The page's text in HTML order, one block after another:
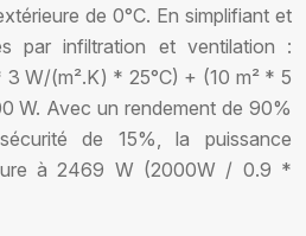
de 0°C. En simplifiant et
par infiltration et ventilation :
3 W/(m².K) * 25°C) + (10 m² * 5
W. Avec un rendement de 90%
de 15%, la puissance
à 2469 W (2000W / 0.9 *